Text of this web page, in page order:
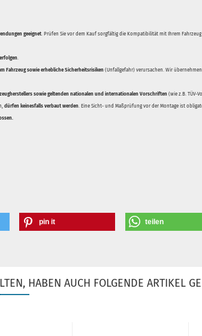
geeignet. Prüfen Sie vor dem Kauf sorgfältig die Kompatibilität mit Ihrem
.
Fahrzeug sowie erhebliche Sicherheitsrisiken (Unfallgefahr) verursachen. Wir
sowie geltenden nationalen und internationalen Vorschriften (wie z.B. TÜV-
dürfen keinesfalls verbaut werden. Eine Sicht- und Maßprüfung vor der Montage ist
pin it teilen
HABEN AUCH FOLGENDE ARTIKEL